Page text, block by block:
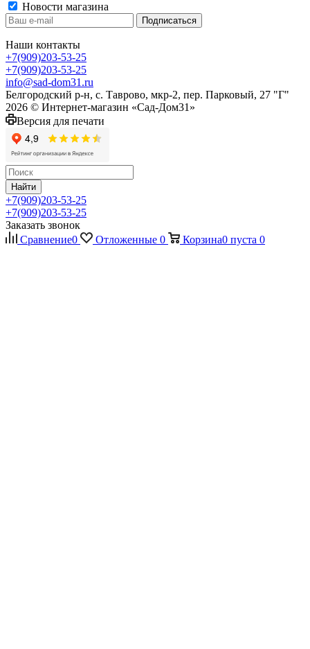
Новости магазина
Наши контакты
+7(909)203-53-25
+7(909)203-53-25
info@sad-dom31.ru
Белгородский р-н, с. Таврово, мкр-2, пер. Парковый, 27 "Г"
2026 © Интернет-магазин «Сад-Дом31»
Версия для печати
Найти
+7(909)203-53-25
+7(909)203-53-25
Заказать звонок
Сравнение0 Отложенные 0 Корзина0 пуста 0